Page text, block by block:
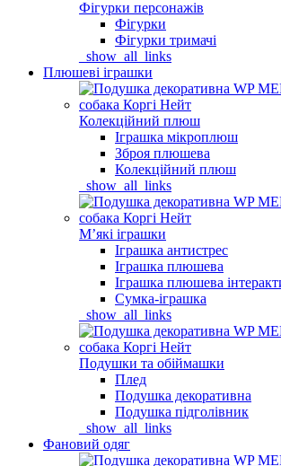
Фігурки персонажів
Фігурки
Фігурки тримачі
_show_all_links
Плюшеві іграшки
Колекційний плюш
Іграшка мікроплюш
Зброя плюшева
Колекційний плюш
_show_all_links
Мʼякі іграшки
Іграшка антистрес
Іграшка плюшева
Іграшка плюшева
Сумка-іграшка
_show_all_links
Подушки та обіймашки
Плед
Подушка декоративна
Подушка підголівник
_show_all_links
Фановий одяг